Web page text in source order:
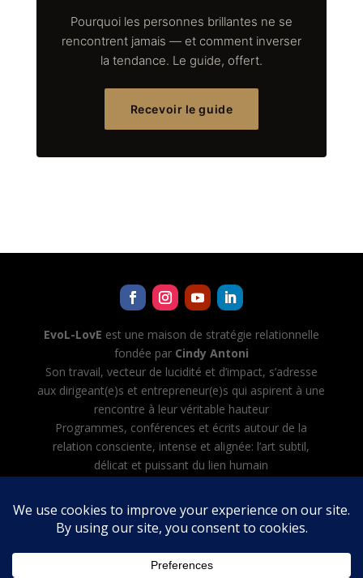
Pourquoi les personnes brillantes ne se
rencontrent jamais — et comment inverser
la tendance. Le guide, offert.
Recevoir le guide
EvoL-LovE est une maison de stratégie relationnelle
fondée par Cindy Antoni
Son travail, vecteur de lucidité et d’impact, s’adresse
aux dirigeant(e)s et entrepreneur(e)s qui aspirent à une
rencontre à leur véritable hauteur
Programmes, conférences et écrits autour de la
relation consciente, intense et alignée: l’art subtil,
délicat et puissant du lien humain
toutes les tâches avec l’IA, créer et diriger son équipe
d’agents IA
CGV·Politique de confidentialité